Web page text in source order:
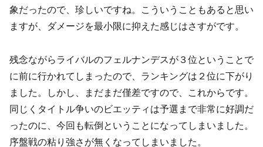
象だったので、珍しいですね。こういうこともあると思い
ますが、ダメージを最小限に抑えた感じはさすがです。
残念ながらライバルのフェルナンデスが３位ということで
に前に行かれてしまったので、ランキングは２位に下がり
ました。しかし、まだまだ僅差ですので、これからです。
同じくタイトル争いのビエッティは予選まで非常に好調だ
ったのに、今回も転倒ということになってしまいました。
序盤戦の粘り強さが無くなってしまいました。